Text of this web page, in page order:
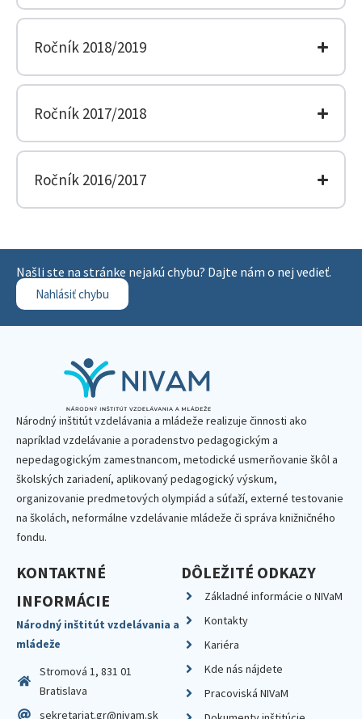
Ročník 2018/2019
Ročník 2017/2018
Ročník 2016/2017
Našli ste na stránke nejakú chybu? Dajte nám o nej vedieť.
Nahlásiť chybu
Národný inštitút vzdelávania a mládeže realizuje činnosti ako
napríklad vzdelávanie a poradenstvo pedagogickým a
nepedagogickým zamestnancom, metodické usmerňovanie škôl a
školských zariadení, aplikovaný pedagogický výskum,
organizovanie predmetových olympiád a súťaží, externé testovanie
na školách, neformálne vzdelávanie mládeže či správa knižničného
fondu.
KONTAKTNÉ
INFORMÁCIE
Národný inštitút vzdelávania a
mládeže
Stromová 1, 831 01
Bratislava
sekretariat.gr@nivam.sk
DÔLEŽITÉ ODKAZY
Základné informácie o NIVaM
Kontakty
Kariéra
Kde nás nájdete
Pracoviská NIVaM